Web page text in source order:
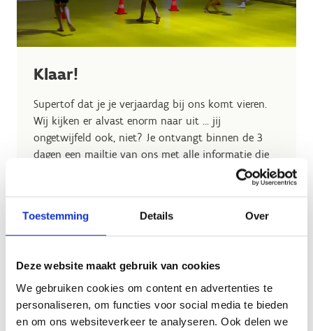
Toestemming Details Over
Deze website maakt gebruik van cookies
We gebruiken cookies om content en advertenties te
personaliseren, om functies voor social media te bieden
en om ons websiteverkeer te analyseren. Ook delen we
Klaar!
Supertof dat je je verjaardag bij ons komt vieren.
Wij kijken er alvast enorm naar uit ... jij
ongetwijfeld ook, niet? Je ontvangt binnen de 3
dagen een mailtje van ons met alle informatie die
je nodig hebt én een betaalverzoek om het feestje
helemaal te bevestigen. Geen mailtje gehad? Neem
De betaling van je verjaardagsmaaltijd gebeurt ter
betaalverzoek vinden.
Heb je toch nog een vraag? Aarzel niet om ons te
contacteren.